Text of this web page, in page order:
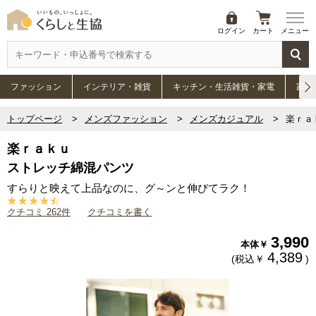
ログイン カート メニュー
ファッション インテリア・雑貨 キッチン・生活雑貨・家電 家具
トップページ メンズファッション メンズカジュアル 楽ｒａ
楽ｒａｋｕ
ストレッチ綿混パンツ
すらりと映えて上品なのに、グ～ンと伸びてラク！
クチコミ 262件 クチコミを書く
本体￥ 3,990
(税込￥ 4,389 )